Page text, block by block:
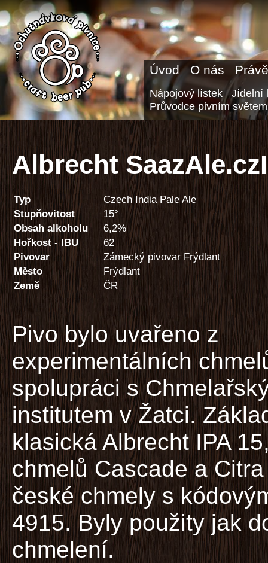
Úvod O nás
Nápojový lístek
Jídelní
Průvodce pivním světem
Albrecht
Typ
Czech India Pale Ale
Stupňovitost
15°
Obsah alkoholu
6,2%
Hořkost - IBU
62
Pivovar
Zámecký pivovar Frýdlant
Město
Frýdlant
Země
ČR
Pivo bylo uvařeno z
experimentálních
spolupráci s
institutem v Žatci.
klasická Albrecht IPA
chmelů Cascade a
české chmely s
4915. Byly použity jak
chmelení.